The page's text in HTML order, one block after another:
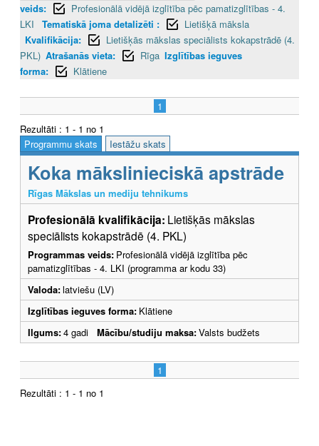
veids:
Profesionālā vidējā izglītība pēc pamatizglītības - 4.
LKI
Tematiskā joma detalizēti :
Lietišķā māksla
Kvalifikācija:
Lietišķās mākslas speciālists kokapstrādē (4.
PKL) Atrašanās vieta: Rīga Izglītības ieguves
forma:
Klātiene
1
Rezultāti : 1 - 1 no 1
Programmu skats
Iestāžu skats
Koka mākslinieciskā apstrāde
Rīgas Mākslas un mediju tehnikums
Profesionālā kvalifikācija: Lietišķās mākslas
speciālists kokapstrādē (4. PKL)
Programmas veids: Profesionālā vidējā izglītība pēc
pamatizglītības - 4. LKI (programma ar kodu 33)
Valoda:latviešu (LV)
Izglītības ieguves forma: Klātiene
Ilgums:4 gadi Mācību/studiju maksa:Valsts budžets
1
Rezultāti : 1 - 1 no 1